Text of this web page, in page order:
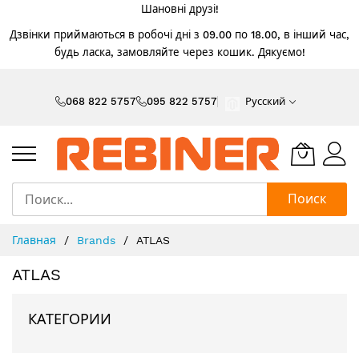
Шановні друзі!
Дзвінки приймаються в робочі дні з 09.00 по 18.00, в інший час,
будь ласка, замовляйте через кошик. Дякуємо!
068 822 5757 095 822 5757 Русский
Поиск
Главная Brands ATLAS
ATLAS
КАТЕГОРИИ